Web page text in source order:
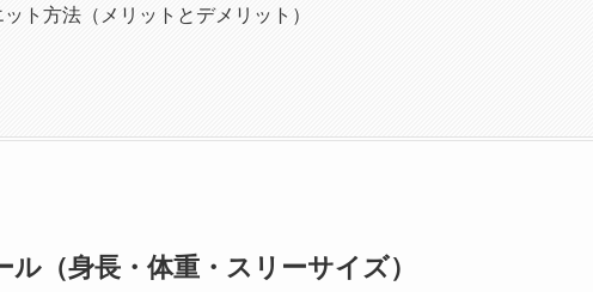
ト方法（メリットとデメリット）
（身長・体重・スリーサイズ）